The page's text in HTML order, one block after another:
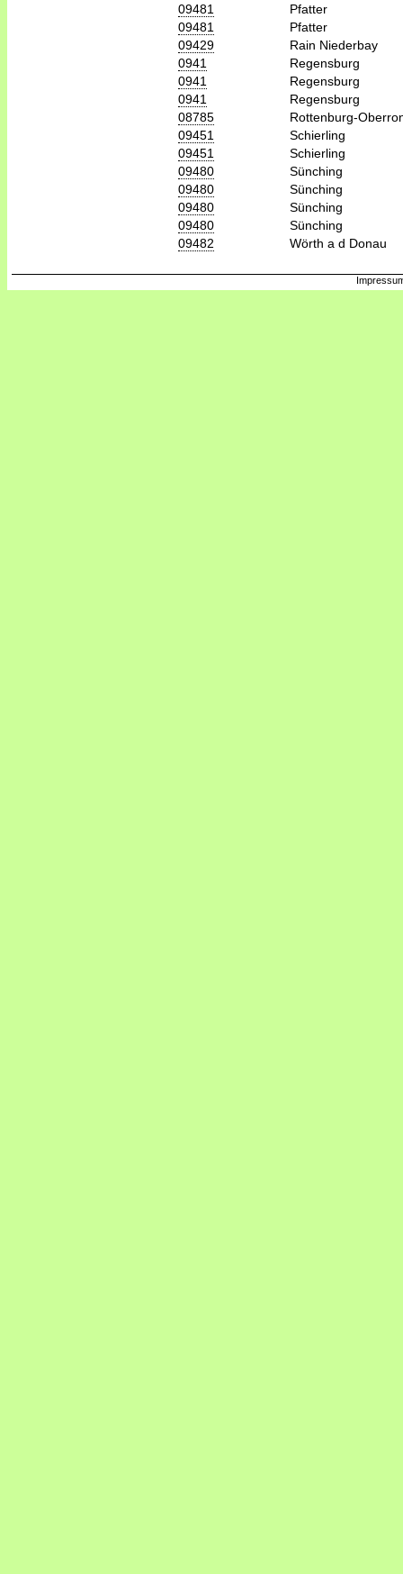
09481
Pfatter
09481
Pfatter
09429
Rain Niederbay
0941
Regensburg
0941
Regensburg
0941
Regensburg
08785
Rottenburg-
09451
Schierling
09451
Schierling
09480
Sünching
09480
Sünching
09480
Sünching
09480
Sünching
09482
Wörth a d Donau